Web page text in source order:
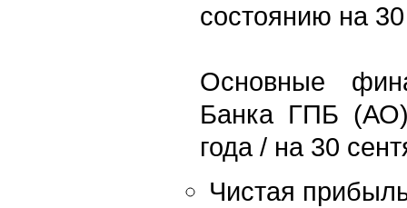
состоянию на
Основные
Банка ГПБ
года / на 30
Чистая